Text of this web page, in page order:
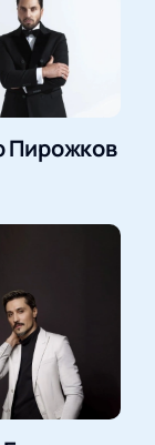
Пирожков